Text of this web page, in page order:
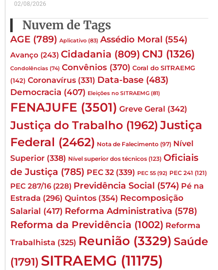
02/08/2026
Nuvem de Tags
AGE (789) Aplicativo (83) Assédio Moral (554)
Avanço (243) Cidadania (809) CNJ (1326)
Condolências (74) Convênios (370) Coral do SITRAEMG
(142) Coronavírus (331) Data-base (483)
Democracia (407) Eleições no SITRAEMG (81)
FENAJUFE (3501) Greve Geral (342)
Justiça do Trabalho (1962) Justiça
Federal (2462) Nota de Falecimento (97) Nível
Superior (338) Nível superior dos técnicos (123) Oficiais
de Justiça (785) PEC 32 (339) PEC 55 (92) PEC 241 (121)
PEC 287/16 (228) Previdência Social (574) Pé na
Estrada (296) Quintos (354) Recomposição
Salarial (417) Reforma Administrativa (578)
Reforma da Previdência (1002) Reforma
Trabalhista (325) Reunião (3329) Saúde
(1791) SITRAEMG (11175)